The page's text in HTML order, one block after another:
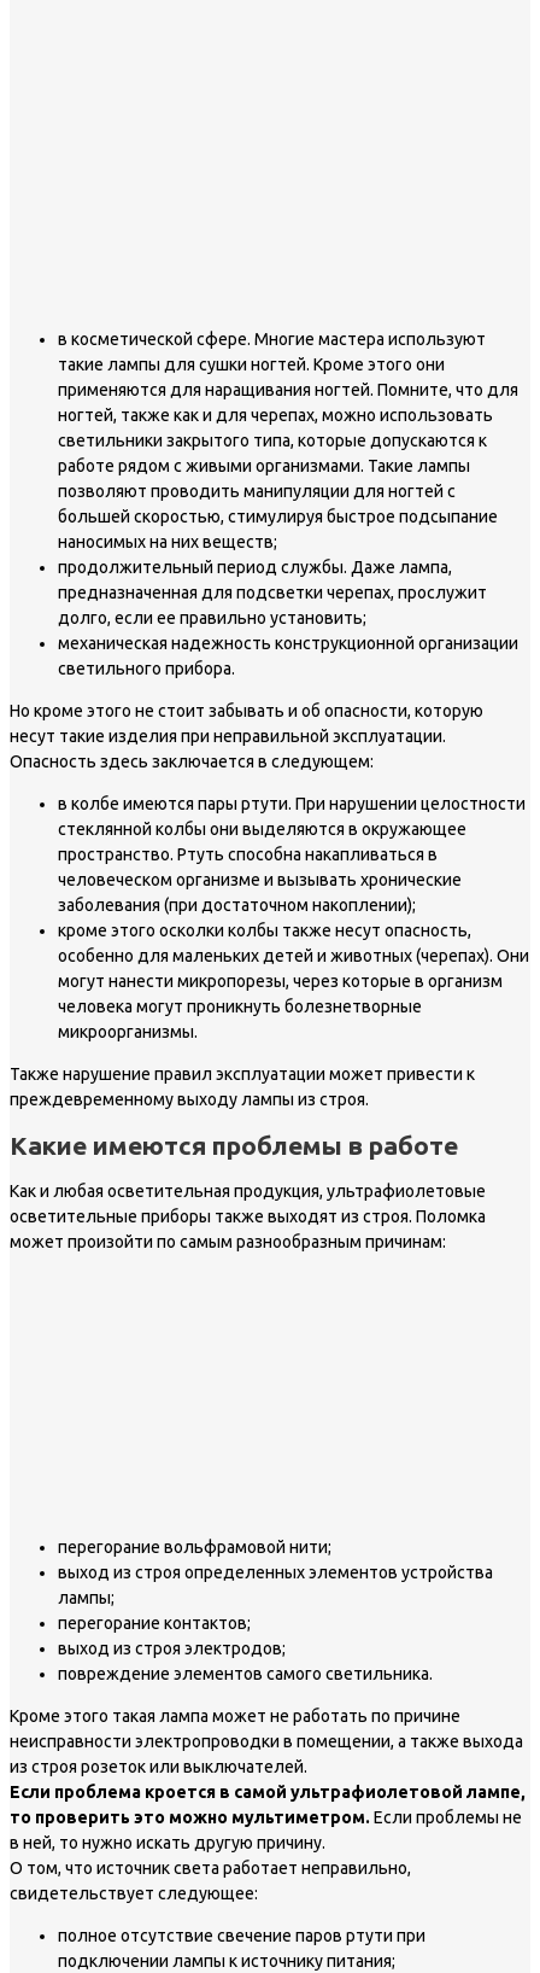
в косметической сфере. Многие мастера используют
такие лампы для сушки ногтей. Кроме этого они
применяются для наращивания ногтей. Помните, что для
ногтей, также как и для черепах, можно использовать
светильники закрытого типа, которые допускаются к
работе рядом с живыми организмами. Такие лампы
позволяют проводить манипуляции для ногтей с
большей скоростью, стимулируя быстрое подсыпание
наносимых на них веществ;
продолжительный период службы. Даже лампа,
предназначенная для подсветки черепах, прослужит
долго, если ее правильно установить;
механическая надежность конструкционной организации
светильного прибора.
Но кроме этого не стоит забывать и об опасности, которую
несут такие изделия при неправильной эксплуатации.
Опасность здесь заключается в следующем:
в колбе имеются пары ртути. При нарушении целостности
стеклянной колбы они выделяются в окружающее
пространство. Ртуть способна накапливаться в
человеческом организме и вызывать хронические
заболевания (при достаточном накоплении);
кроме этого осколки колбы также несут опасность,
особенно для маленьких детей и животных (черепах). Они
могут нанести микропорезы, через которые в организм
человека могут проникнуть болезнетворные
микроорганизмы.
Также нарушение правил эксплуатации может привести к
преждевременному выходу лампы из строя.
Какие имеются проблемы в работе
Как и любая осветительная продукция, ультрафиолетовые
осветительные приборы также выходят из строя. Поломка
может произойти по самым разнообразным причинам:
перегорание вольфрамовой нити;
выход из строя определенных элементов устройства
лампы;
перегорание контактов;
выход из строя электродов;
повреждение элементов самого светильника.
Кроме этого такая лампа может не работать по причине
неисправности электропроводки в помещении, а также выхода
из строя розеток или выключателей.
Если проблема кроется в самой ультрафиолетовой лампе,
то проверить это можно мультиметром. Если проблемы не
в ней, то нужно искать другую причину.
О том, что источник света работает неправильно,
свидетельствует следующее:
полное отсутствие свечение паров ртути при
подключении лампы к источнику питания;